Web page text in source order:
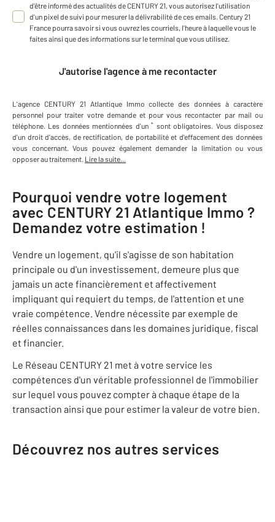
d'être informé des actualités de CENTURY 21, vous autorisez l'utilisation
d'un pixel de suivi pour mesurer la délivrabilité de ces emails. Century 21
France pourra savoir si vous ouvrez les courriels, l'heure à laquelle vous le
faites ainsi que des informations sur le terminal que vous utilisez.
J'autorise l'agence à me recontacter
L'agence CENTURY 21 Atlantique Immo collecte des données à caractère
personnel pour traiter votre demande et pour vous recontacter par mail ou
téléphone. Les données mentionnées d'un * sont obligatoires. Vous disposez
d'un droit d'accès, de rectification, de portabilité et d'effacement des données
vous concernant. Vous pouvez également demander la limitation ou vous
opposer au traitement. Lire la suite...
Pourquoi vendre votre logement
avec CENTURY 21 Atlantique Immo ?
Demandez votre estimation !
Vendre un logement, qu'il s'agisse de son habitation
principale ou d'un investissement, demeure plus que
jamais un acte financièrement et affectivement
impliquant qui requiert du temps, de l'attention et une
vraie compétence. Vendre nécessite par exemple de
réelles connaissances dans les domaines juridique, fiscal
et financier.
Le Réseau CENTURY 21 met à votre service les
compétences d'un véritable professionnel de l'immobilier
sur lequel vous pouvez compter à chaque étape de la
transaction ainsi que pour estimer la valeur de votre bien.
Découvrez nos autres services